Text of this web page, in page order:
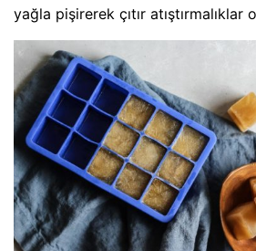
yağla pişirerek çıtır atıştırmalıklar